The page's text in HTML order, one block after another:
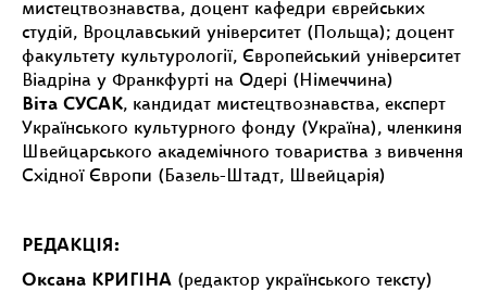
мистецтвознавства, доцент кафедри єврейських
студій, Вроцлавський університет (Польща); доцент
факультету культурології, Європейський університет
Віадріна у Франкфурті на Одері (Німеччина)
Віта СУСАК, кандидат мистецтвознавства, експерт
Українського культурного фонду (Україна), членкиня
Швейцарського академічного товариства з вивчення
Східної Європи (Базель-Штадт, Швейцарія)
РЕДАКЦІЯ:
Оксана КРИГІНА (редактор українського тексту)